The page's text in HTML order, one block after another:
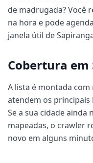
de madrugada? Você
na hora e pode
janela útil de
Cobertura em
A lista é montada
atendem os principais
Se a sua cidade
mapeadas, o crawler
novo em alguns